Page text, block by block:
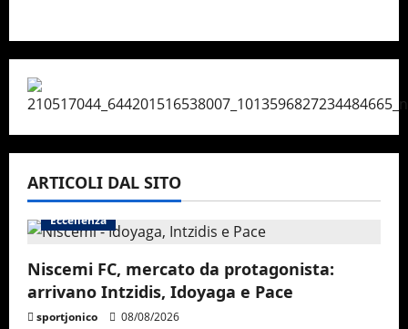
ARTICOLI DAL SITO
Eccellenza
Niscemi FC, mercato da protagonista:
arrivano Intzidis, Idoyaga e Pace
sportjonico
08/08/2026